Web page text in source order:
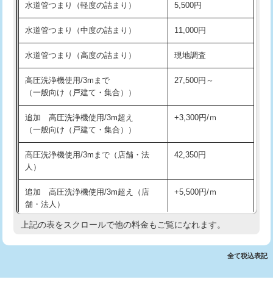
洗面台設置 38,500円
化粧台設置 22,000円
追加人工 16,500円
廃棄・処分 現場見積
※給水管工事は20mmまでの価格です。
交換・取付(排水栓・排水トラップ
22,000円+材料費
持込商品取付（混合水栓）
持込商品取付（浄水器・分岐水栓） 16,500円
業）
排水管工事（追加 排水管工事/3ｍ超
え）
マス交換（土の掘削・埋め戻し作業） 11,000円~
水道管つまり（軽度の詰まり） 5,500円
水道管つまり（中度の詰まり） 11,000円
水道管つまり（高度の詰まり） 現地調査
高圧洗浄機使用/3mまで
（一般向け（戸建て・集合））
27,500円～
追加 高圧洗浄機使用/3m超え
（一般向け（戸建て・集合））
+3,300円/ｍ
高圧洗浄機使用/3mまで（店舗・法
人）
42,350円
追加 高圧洗浄機使用/3m超え（店
舗・法人）
+5,500円/ｍ
高度高圧洗浄換 現地調査
トーラー機使用/3mまで 33,000円
上記の表をスクロールで他の料金もご覧になれます。
全て税込表記